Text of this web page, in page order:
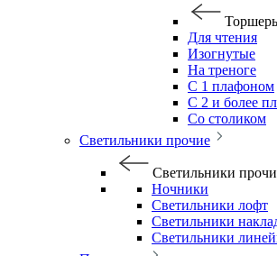
Для чтения
Изогнутые
На треноге
С 1 плафоном
С 2 и более
Со столиком
Светильники прочие
Светильники
Ночники
Светильники лофт
Светильники
Светильники